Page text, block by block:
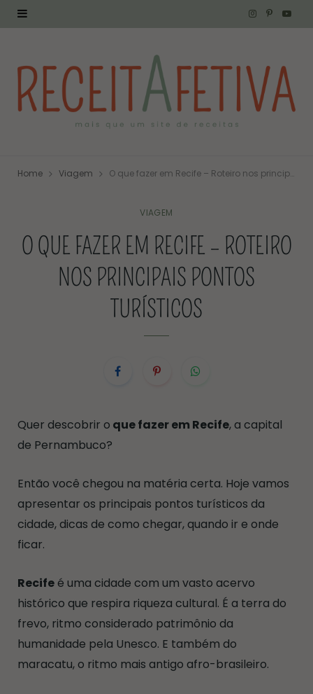
I
t
m
P
t
Y
T
Home Viagem O que fazer em Recife – Roteiro nos principais pontos turísticos
VIAGEM
O QUE FAZER EM RECIFE – ROTEIRO
NOS PRINCIPAIS PONTOS
TURÍSTICOS
Quer descobrir o que fazer em Recife, a capital
de Pernambuco?
Então você chegou na matéria certa. Hoje vamos
apresentar os principais pontos turísticos da
cidade, dicas de como chegar, quando ir e onde
ficar.
Recifeé uma cidade com um vasto acervo
histórico que respira riqueza cultural. É a terra do
frevo, ritmo considerado patrimônio da
humanidade pela Unesco. E também do
maracatu, o ritmo mais antigo afro-brasileiro.